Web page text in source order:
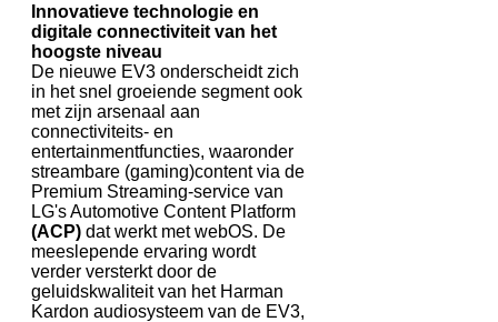
Innovatieve technologie en
digitale connectiviteit van het
hoogste niveau
De nieuwe EV3 onderscheidt zich
in het snel groeiende segment ook
met zijn arsenaal aan
connectiviteits- en
entertainmentfuncties, waaronder
streambare (gaming)content via de
Premium Streaming-service van
LG's Automotive Content Platform
(ACP) dat werkt met webOS. De
meeslepende ervaring wordt
verder versterkt door de
geluidskwaliteit van het Harman
Kardon audiosysteem van de EV3,